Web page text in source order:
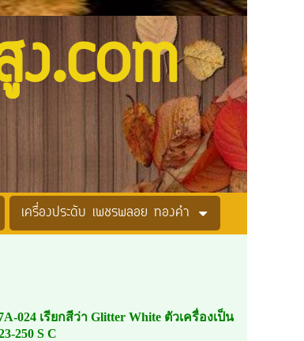
.com
เครื่องประดับ เพชรพลอย ทองคำ
024 เรียกสีว่า Glitter White ตัวเครื่องเป็น
250 S C